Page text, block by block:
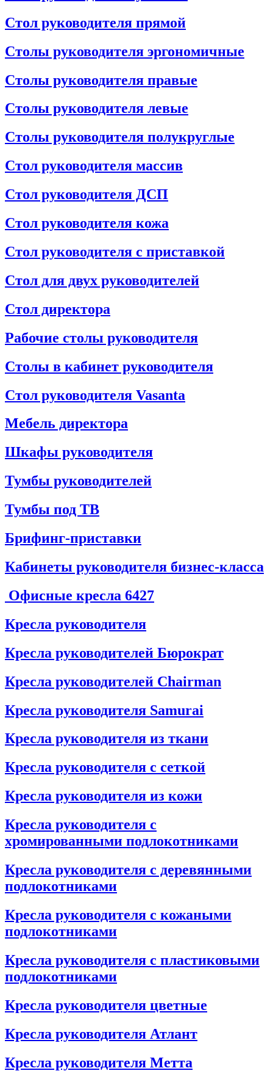
Стол руководителя прямой
Столы руководителя эргономичные
Столы руководителя правые
Столы руководителя левые
Столы руководителя полукруглые
Стол руководителя массив
Стол руководителя ДСП
Стол руководителя кожа
Стол руководителя с приставкой
Стол для двух руководителей
Стол директора
Рабочие столы руководителя
Столы в кабинет руководителя
Стол руководителя Vasanta
Мебель директора
Шкафы руководителя
Тумбы руководителей
Тумбы под ТВ
Брифинг-приставки
Кабинеты руководителя бизнес-класса
Офисные кресла 6427
Кресла руководителя
Кресла руководителей Бюрократ
Кресла руководителей Chairman
Кресла руководителя Samurai
Кресла руководителя из ткани
Кресла руководителя с сеткой
Кресла руководителя из кожи
Кресла руководителя с
хромированными подлокотниками
Кресла руководителя с деревянными
подлокотниками
Кресла руководителя с кожаными
подлокотниками
Кресла руководителя с пластиковыми
подлокотниками
Кресла руководителя цветные
Кресла руководителя Атлант
Кресла рyководителя Метта